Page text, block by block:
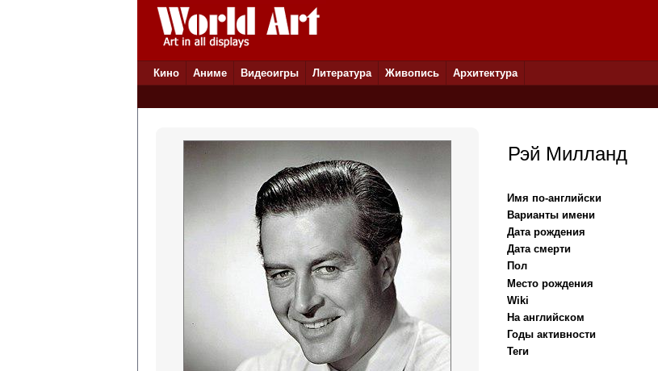
Кино Аниме Видеоигры Литература Живопись Архитектура
Рэй Милланд
Имя по-английски
Варианты имени
Дата рождения
Дата смерти
Пол
Место рождения
Wiki
На английском
Годы активности
Теги